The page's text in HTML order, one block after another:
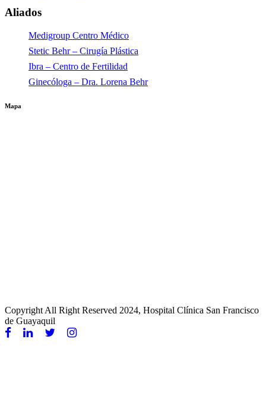
Aliados
Medigroup Centro Médico
Stetic Behr – Cirugía Plástica
Ibra – Centro de Fertilidad
Ginecóloga – Dra. Lorena Behr
Mapa
Copyright All Right Reserved 2024, Hospital Clínica San Francisco
de Guayaquil